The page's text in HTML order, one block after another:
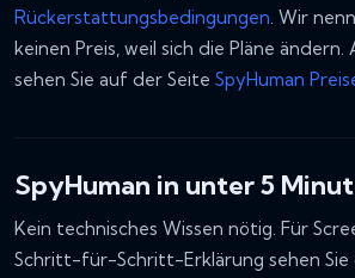
Rückerstattungsbedingungen. Wir
keinen Preis, weil sich die Pläne ändern.
sehen Sie auf der Seite SpyHuman
SpyHuman in unter 5
Kein technisches Wissen nötig. Für
Schritt-für-Schritt-Erklärung sehen Sie